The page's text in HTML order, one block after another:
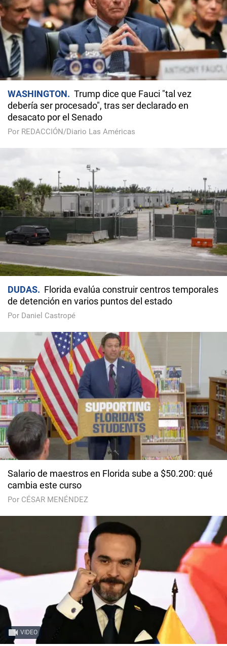
WASHINGTON
Trump dice que Fauci "tal vez
debería ser procesado", tras ser declarado en
desacato por el Senado
Por REDACCIÓN/Diario Las Américas
DUDAS
Florida evalúa construir centros temporales
de detención en varios puntos del estado
Por Daniel Castropé
Salario de maestros en Florida sube a $50.200: qué
cambia este curso
Por CÉSAR MENÉNDEZ
VIDEO